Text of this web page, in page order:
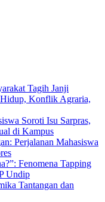
Tagih Janji
Hidup, Konflik Agraria,
Soroti Isu Sarpras,
di Kampus
Perjalanan Mahasiswa
Fenomena Tapping
Undip
Tantangan dan